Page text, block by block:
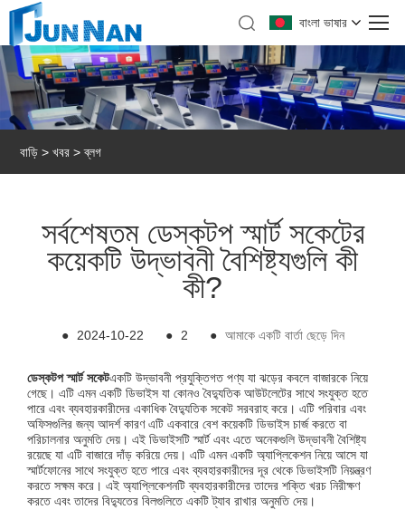
বাংলা ভাষার
বাড়ি > খবর >ব্লগ
সর্বশেষতম ডেস্কটপ স্মার্ট সকেটের
কয়েকটি উদ্ভাবনী বৈশিষ্ট্যগুলি কী
কী?
● 2024-10-22 ● 2 ● আমাকে একটি বার্তা ছেড়ে দিন
ডেস্কটপ স্মার্ট সকেটএকটি উদ্ভাবনী প্রযুক্তিগত পণ্য যা ঝড়ের কবলে বাজারকে নিয়ে
গেছে। এটি এমন একটি ডিভাইস যা কোনও বৈদ্যুতিক আউটলেটের সাথে সংযুক্ত হতে
পারে এবং ব্যবহারকারীদের একাধিক বৈদ্যুতিক সকেট সরবরাহ করে। এটি পরিবার এবং
অফিসগুলির জন্য আদর্শ কারণ এটি একবারে বেশ কয়েকটি ডিভাইস চার্জ করতে বা
পরিচালনার অনুমতি দেয়। এই ডিভাইসটি স্মার্ট এবং এতে অনেকগুলি উদ্ভাবনী বৈশিষ্ট্য
রয়েছে যা এটি বাজারে দাঁড় করিয়ে দেয়। এটি এমন একটি অ্যাপ্লিকেশন নিয়ে আসে যা
স্মার্টফোনের সাথে সংযুক্ত হতে পারে এবং ব্যবহারকারীদের দূর থেকে ডিভাইসটি নিয়ন্ত্রণ
করতে সক্ষম করে। এই অ্যাপ্লিকেশনটি ব্যবহারকারীদের তাদের শক্তি খরচ নিরীক্ষণ
করতে এবং তাদের বিদ্যুতের বিলগুলিতে একটি ট্যাব রাখার অনুমতি দেয়।